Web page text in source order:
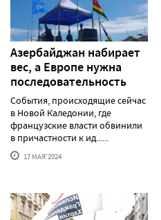
Азербайджан набирает
вес, а Европе нужна
последовательность
События, происходящие сейчас
в Новой Каледонии, где
французские власти обвинили
в причастности к ид......
17 МАЯ'2024